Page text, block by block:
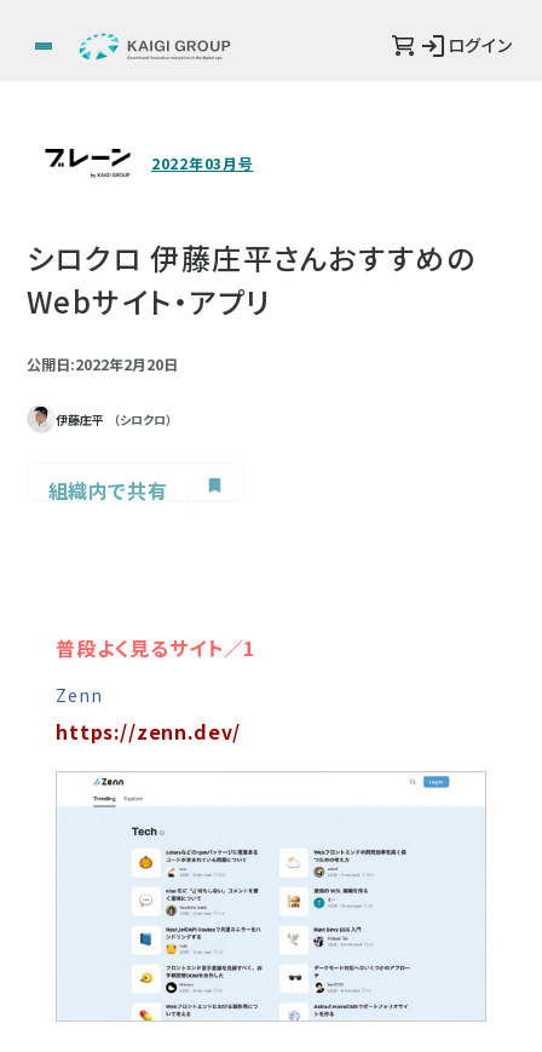
ログイン
2022年03月号
シロクロ 伊藤庄平さんおすすめの
Webサイト・アプリ
公開日:2022年2月20日
伊藤庄平 （シロクロ）
組織内で共有
普段よく見るサイト／1
Zenn
https://zenn.dev/